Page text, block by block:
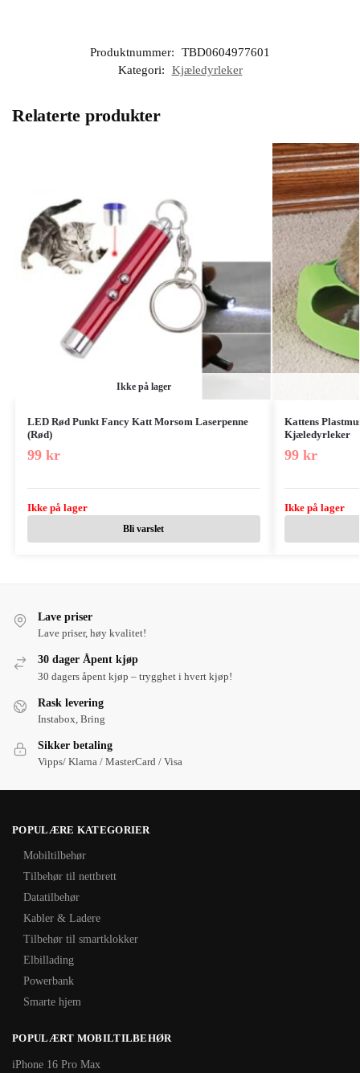
Produktnummer:
TBD0604977601
Kategori:
Kjæledyrleker
Relaterte produkter
Ikke på lager
LED Rød Punkt Fancy Katt Morsom Laserpenne
(Rød)
99 kr
Ikke på lager
Bli varslet
Kattens
Kjæledyrleker
99 kr
Ikke på lager
Lave priser
Lave priser, høy kvalitet!
30 dager Åpent kjøp
30 dagers åpent kjøp – trygghet i hvert kjøp!
Rask levering
Instabox, Bring
Sikker betaling
Vipps/ Klarna / MasterCard / Visa
POPULÆRE KATEGORIER
Mobiltilbehør
Tilbehør til nettbrett
Datatilbehør
Kabler & Ladere
Tilbehør til smartklokker
Elbillading
Powerbank
Smarte hjem
POPULÆRT MOBILTILBEHØR
iPhone 16 Pro Max